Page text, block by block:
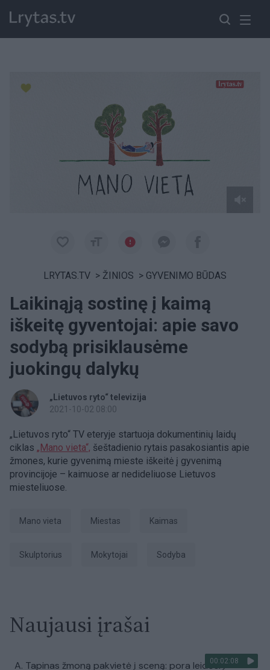
LRYTAS.TV > ŽINIOS > GYVENIMO BŪDAS
Laikinąją sostinę į kaimą
iškeitę gyventojai: apie savo
sodybą prisiklausėme
juokingų dalykų
„Lietuvos ryto“ televizija
2021-10-02 08:00
„Lietuvos ryto“ TV eteryje startuoja dokumentinių laidų
ciklas „Mano vieta“, šeštadienio rytais pasakosiantis apie
žmones, kurie gyvenimą mieste iškeitė į gyvenimą
provincijoje – kaimuose ar nedideliuose Lietuvos
miesteliuose.
Mano vieta miestas kaimas
skulptorius mokytojai sodyba
Naujausi įrašai
00:02:08
A. Tapinas žmoną pakvietė į sceną: pora leidosi į